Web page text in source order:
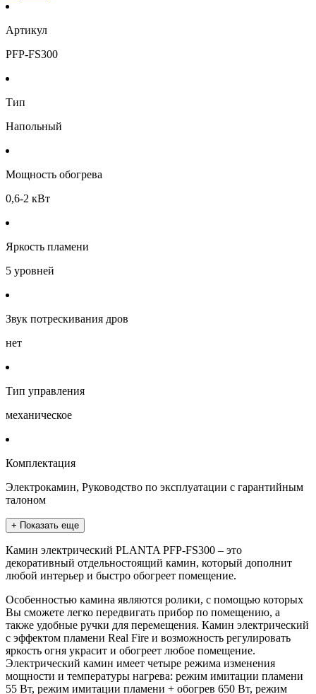
Артикул
PFP-FS300
Тип
Напольный
Мощность обогрева
0,6-2 кВт
Яркость пламени
5 уровней
Звук потрескивания дров
нет
Тип управления
механическое
Комплектация
Электрокамин, Руководство по эксплуатации с гарантийным
талоном
+ Показать еще
Камин электрический PLANTA PFP-FS300 – это
декоративный отдельностоящий камин, который дополнит
любой интерьер и быстро обогреет помещение.
Особенностью камина являются ролики, с помощью которых
Вы сможете легко передвигать прибор по помещению, а
также удобные ручки для перемещения. Камин электрический
с эффектом пламени Real Fire и возможность регулировать
яркость огня украсит и обогреет любое помещение.
Электрический камин имеет четыре режима изменения
мощности и температуры нагрева: режим имитации пламени
55 Вт, режим имитации пламени + обогрев 650 Вт, режим